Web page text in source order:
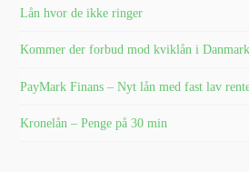
Lån hvor de ikke ringer
Kommer der forbud mod kviklån i
PayMark Finans – Nyt lån med fast lav
Kronelån – Penge på 30 min